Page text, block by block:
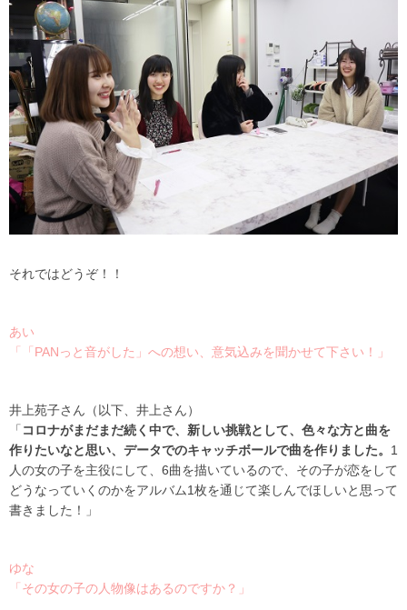
それではどうぞ！！
あい
「「PANっと音がした」への想い、意気込みを聞かせて下さい！」
井上苑子さん（以下、井上さん）
「 コロナがまだまだ続く中で、新しい挑戦として、色々な方と曲を
作りたいなと思い、データでのキャッチボールで曲を作りました。 1
人の女の子を主役にして、 6曲を描いているので、その子が恋をして
どうなっていくのかをアルバム1枚を通じて楽しんでほしいと思って
書きました！」
ゆな
「その女の子の人物像はあるのですか？」